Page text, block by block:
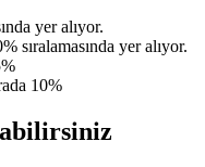
büyük veri analizi.
yer alıyor.
sıralamasında yer alıyor.
10%